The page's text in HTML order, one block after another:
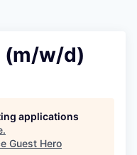
(m/w/d)
applications
.
Guest Hero